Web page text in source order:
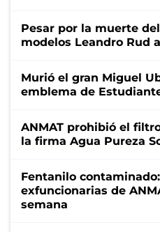
Pesar por la muerte
modelos Leandro Rud
Murió el gran Miguel
emblema de
ANMAT prohibió el
la firma Agua Pureza
Fentanilo
exfuncionarias de
semana